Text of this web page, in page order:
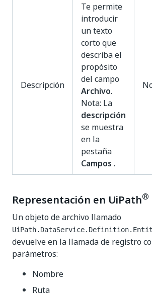
Descripción
Te permite
introducir
un texto
corto que
describa el
propósito
del campo
Archivo.
Nota: La
descripción
se muestra
en la
pestaña
Campos .
Representación en UiPath®
Un objeto de archivo llamado
devuelve en la llamada de registro
parámetros:
Nombre
Ruta